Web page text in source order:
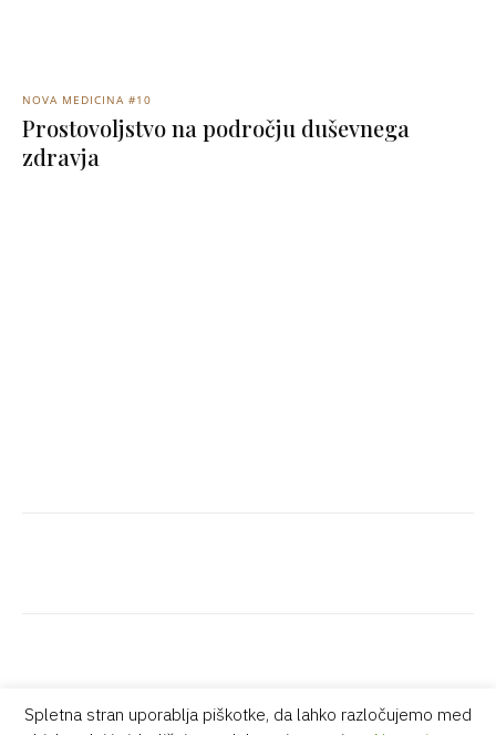
NOVA MEDICINA #10
Prostovoljstvo na področju duševnega
zdravja
Spletna stran uporablja piškotke, da lahko razločujemo med